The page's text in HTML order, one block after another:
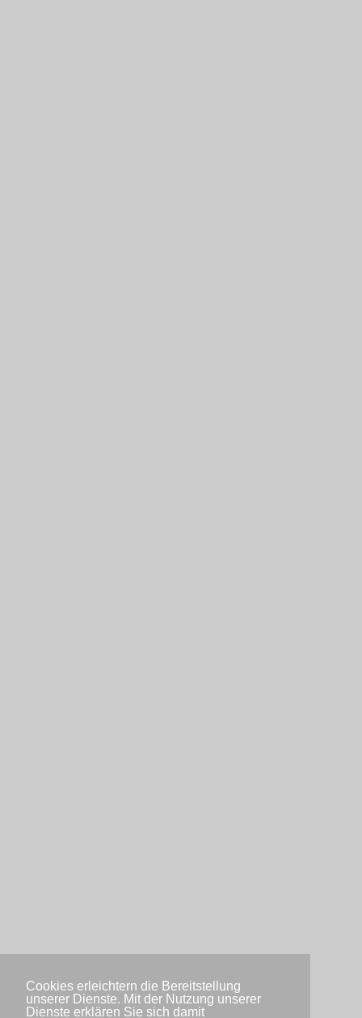
Cookies erleichtern die Bereitstellung
unserer Dienste. Mit der Nutzung unserer
Dienste erklären Sie sich damit